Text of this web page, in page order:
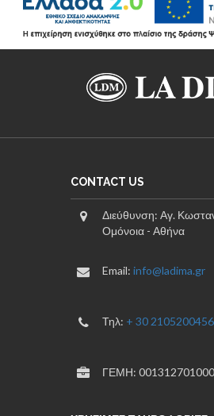
CONTACT US
Διεύθυνση: Αγ.
Ομόνοια - Αθήνα
Email: info@ladima.gr
Τηλ: + 30 2105200456
ΓΕΜΗ: 001312701000